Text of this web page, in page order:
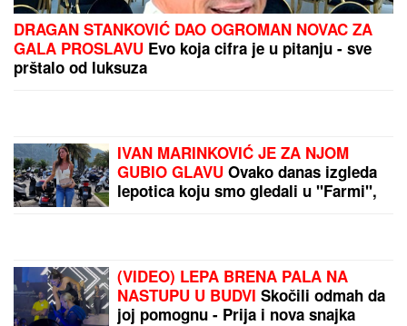
DRAGAN STANKOVIĆ DAO OGROMAN NOVAC ZA
GALA PROSLAVU Evo koja cifra je u pitanju - sve
prštalo od luksuza
IVAN MARINKOVIĆ JE ZA NJOM
GUBIO GLAVU Ovako danas izgleda
lepotica koju smo gledali u "Farmi",
(VIDEO) LEPA BRENA PALA NA
NASTUPU U BUDVI Skočili odmah da
joj pomognu - Prija i nova snajka